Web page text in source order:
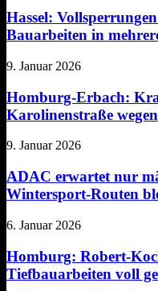
Hassel:
Bauarbeiten in
9. Januar 2026
Homburg-Erbach:
Karolinenstraße
9. Januar 2026
ADAC erwartet nur
Wintersport-Routen
6. Januar 2026
Homburg: Robert-
Tiefbauarbeiten voll